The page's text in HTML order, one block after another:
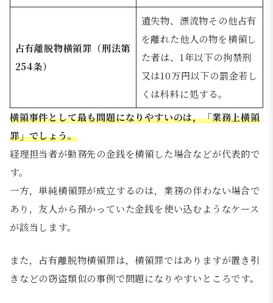
占有離脱物横領罪（刑法第
254条）
遺失物、漂流物その他占有
を離れた他人の物を横領し
た者は、1年以下の拘禁刑
又は10万円以下の罰金若し
くは科料に処する。
横領事件として最も問題になりやすいのは，「業務上横領
罪」でしょう。
経理担当者が勤務先の金銭を横領した場合などが代表的で
す。
一方，単純横領罪が成立するのは，業務の伴わない場合で
あり，友人から預かっていた金銭を使い込むようなケース
が該当します。
また，占有離脱物横領罪は，横領罪ではありますが置き引
きなどの窃盗類似の事例で問題になりやすいところです。